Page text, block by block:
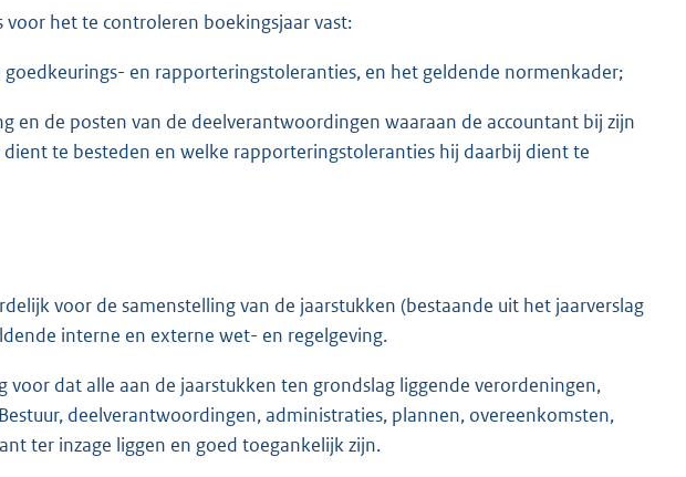
voor het te controleren boekingsjaar vast:
en rapporteringstoleranties, en het geldende normenkader;
en de posten van de deelverantwoordingen waaraan de accountant bij zijn
te besteden en welke rapporteringstoleranties hij daarbij dient te
voor de samenstelling van de jaarstukken (bestaande uit het jaarverslag
interne en externe wet- en regelgeving.
voor dat alle aan de jaarstukken ten grondslag liggende verordeningen,
deelverantwoordingen, administraties, plannen, overeenkomsten,
ter inzage liggen en goed toegankelijk zijn.